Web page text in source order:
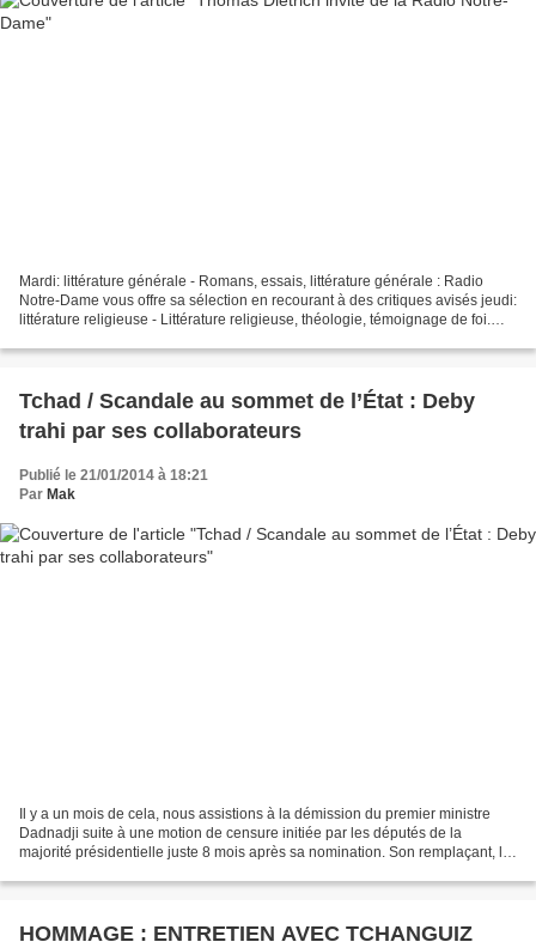
Mardi: littérature générale - Romans, essais, littérature générale : Radio
Notre-Dame vous offre sa sélection en recourant à des critiques avisés jeudi:
littérature religieuse - Littérature religieuse, théologie, témoignage de foi.
Tchad / Scandale au sommet de l’État : Deby
trahi par ses collaborateurs
Publié le 21/01/2014 à 18:21
Par Mak
Il y a un mois de cela, nous assistions à la démission du premier ministre
Dadnadji suite à une motion de censure initiée par les députés de la
majorité présidentielle juste 8 mois après sa nomination. Son remplaçant, le
HOMMAGE : ENTRETIEN AVEC TCHANGUIZ